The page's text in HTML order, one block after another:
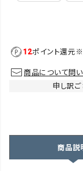
12ポイント還元※
商品について問
申し訳ご
商品説